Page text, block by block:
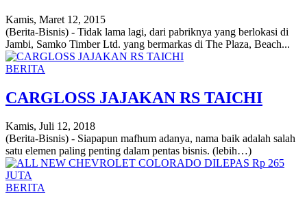
Kamis, Maret 12, 2015
(Berita-Bisnis) - Tidak lama lagi, dari pabriknya yang berlokasi di
Jambi, Samko Timber Ltd. yang bermarkas di The Plaza, Beach...
BERITA
CARGLOSS JAJAKAN RS TAICHI
Kamis, Juli 12, 2018
(Berita-Bisnis) - Siapapun mafhum adanya, nama baik adalah salah
satu elemen paling penting dalam pentas bisnis. (lebih…)
BERITA